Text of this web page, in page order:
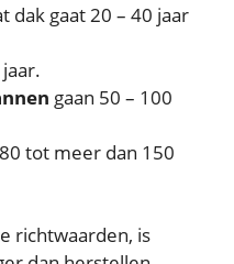
dak gaat 20 – 40 jaar
gaan 50 – 100
tot meer dan 150
richtwaarden, is